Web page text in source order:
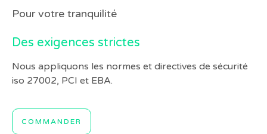
Pour votre tranquilité
Des exigences strictes
Nous appliquons les normes et directives de sécurité
iso 27002, PCI et EBA.
COMMANDER